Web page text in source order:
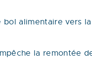
bol alimentaire vers
la remontée